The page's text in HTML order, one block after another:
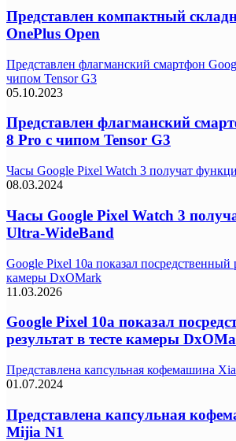
Представлен компактный
OnePlus Open
Представлен флагманский смартфон
чипом Tensor G3
05.10.2023
Представлен флагманский
8 Pro с чипом Tensor G3
Часы Google Pixel Watch 3 получат
08.03.2024
Часы Google Pixel Watch 3
Ultra-WideBand
Google Pixel 10a показал посредственный
камеры DxOMark
11.03.2026
Google Pixel 10a показал
результат в тесте камеры
Представлена капсульная кофемашина
01.07.2024
Представлена капсульная
Mijia N1